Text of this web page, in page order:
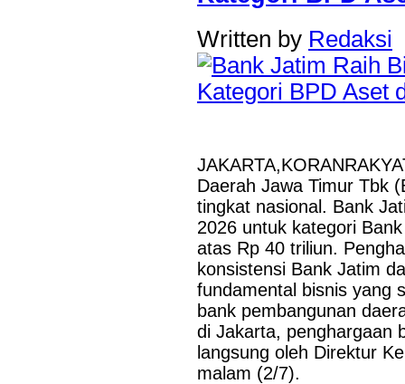
Written by Redaksi
Daerah Jawa Timur Tbk
tingkat nasional. Bank
2026 untuk kategori
atas Rp 40 triliun.
konsistensi Bank Jatim
fundamental bisnis yang
bank pembangunan
di Jakarta, penghargaan
langsung oleh Direktur
malam (2/7).